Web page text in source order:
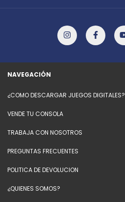
NAVEGACIÓN
¿COMO DESCARGAR JUEGOS DIGITALES?
VENDE TU CONSOLA
TRABAJA CON NOSOTROS
PREGUNTAS FRECUENTES
POLITICA DE DEVOLUCION
¿QUIENES SOMOS?